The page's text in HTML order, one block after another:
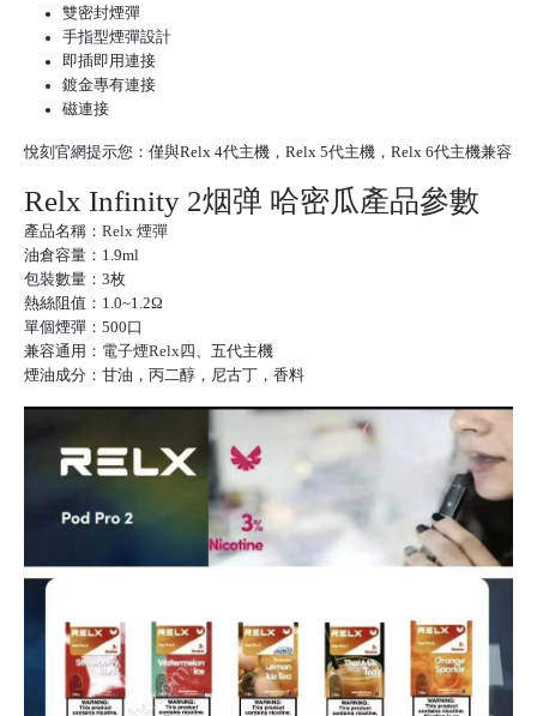
雙密封煙彈
手指型煙彈設計
即插即用連接
鍍金專有連接
磁連接
悅刻官網提示您：僅與Relx 4代主機， Relx 5代主機，Relx 6代主機兼容
Relx Infinity 2烟弹 哈密瓜產品參數
產品名稱： Relx 煙彈
油倉容量：1.9ml
包裝數量：3枚
熱絲阻值：1.0~1.2Ω
單個煙彈：500口
兼容通用： 電子煙Relx四、五代主機
煙油成分：甘油，丙二醇，尼古丁，香料